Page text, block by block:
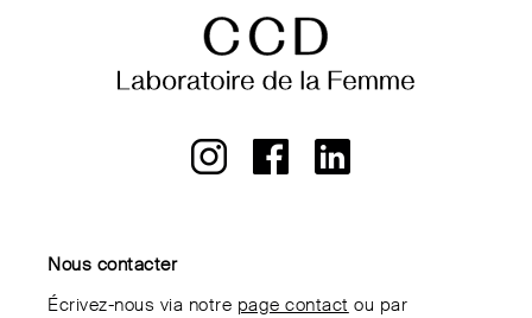
Nous contacter
Écrivez-nous via notre page contact ou par